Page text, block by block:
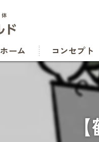
ホーム コンセプト